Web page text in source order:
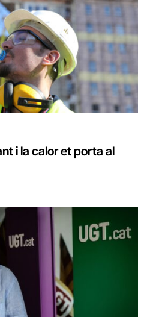
i la calor et porta al